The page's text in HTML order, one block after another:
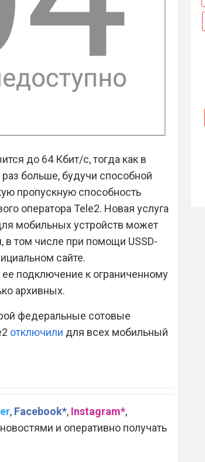
до 64 Кбит/с, тогда как в
больше, будучи способной
пропускную способность
оператора Tele2. Новая услуга
мобильных устройств может
том числе при помощи USSD-
сайте.
подключение к ограниченному
архивных.
федеральные сотовые
отключили для всех мобильный
, Facebook*, Instagram*,
и оперативно получать